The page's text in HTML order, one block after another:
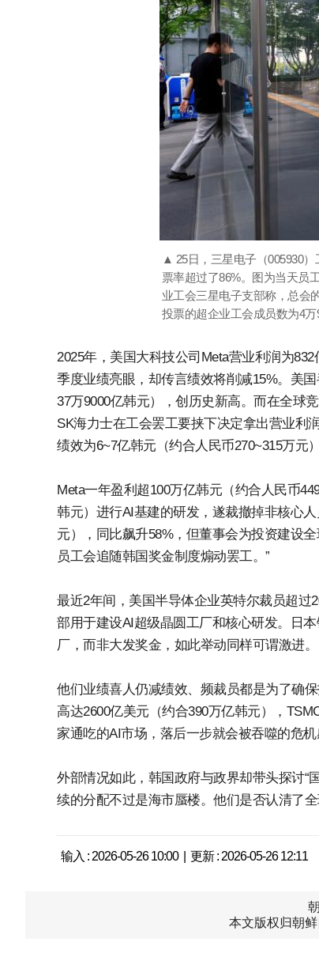
▲ 25日，三星电子（005930
票率超过了86%。图为当天员
业工会三星电子支部称，总会
投票的超企业工会成员数为4
2025年，美国大科技公司Meta营业利润为
季度业绩亮眼，却传言绩效将削减15%。美
37万9000亿韩元），创历史新高。而在全球
SK海力士在工会罢工要挟下决定拿出营业利
绩效为6~7亿韩元（约合人民币270~315万元
Meta一年盈利超100万亿韩元（约合人民币
韩元）进行AI基建的研发，遂裁撤掉非核心
元），同比飙升58%，但董事会为投资建设
员工会追随韩国奖金制度煽动罢工。”
最近2年间，美国半导体企业英特尔裁员超过
部用于建设AI超级晶圆工厂和核心研发。日
厂，而非大发奖金，如此举动同样可谓激进。
他们业绩喜人仍减绩效、频裁员都是为了确
高达2600亿美元（约合390万亿韩元），
家通吃的AI市场，落后一步就会被吞噬的危机
外部情况如此，韩国政府与政界却带头探讨“
续的分配不过是海市蜃楼。他们是否认清了
输入 : 2026-05-26 10:00 | 更新 : 2026-05-26 12:11
本文版权归朝